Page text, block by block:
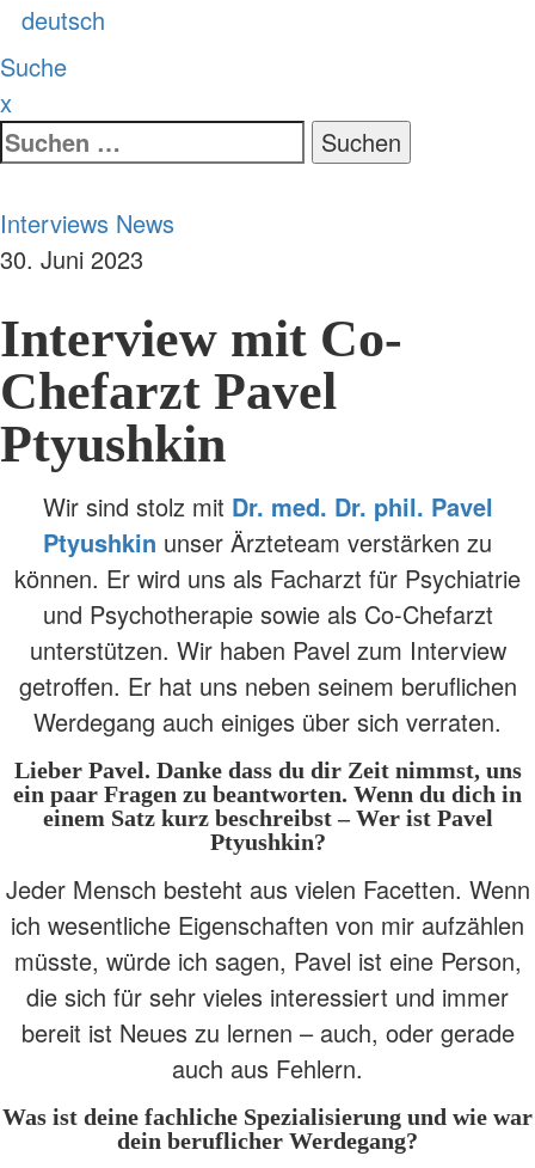
deutsch
Suche
x
Suche
nach:
Interviews News
30. Juni 2023
Interview mit Co-
Chefarzt Pavel
Ptyushkin
Wir sind stolz mit Dr. med. Dr. phil. Pavel
Ptyushkin unser Ärzteteam verstärken zu
können. Er wird uns als Facharzt für Psychiatrie
und Psychotherapie sowie als Co-Chefarzt
unterstützen. Wir haben Pavel zum Interview
getroffen. Er hat uns neben seinem beruflichen
Werdegang auch einiges über sich verraten.
Lieber Pavel. Danke dass du dir Zeit nimmst, uns
ein paar Fragen zu beantworten. Wenn du dich in
einem Satz kurz beschreibst – Wer ist Pavel
Ptyushkin?
Jeder Mensch besteht aus vielen Facetten. Wenn
ich wesentliche Eigenschaften von mir aufzählen
müsste, würde ich sagen, Pavel ist eine Person,
die sich für sehr vieles interessiert und immer
bereit ist Neues zu lernen – auch, oder gerade
auch aus Fehlern.
Was ist deine fachliche Spezialisierung und wie war
dein beruflicher Werdegang?